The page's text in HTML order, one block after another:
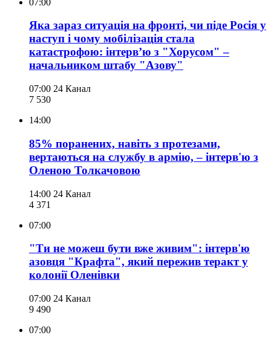
Яка зараз ситуація на фронті, чи піде Росія у
наступ і чому мобілізація стала
катастрофою: інтервʼю з "Хорусом" –
начальником штабу "Азову"
07:00 24 Канал
7 530
14:00
85% поранених, навіть з протезами,
вертаються на службу в армію, – інтерв'ю з
Оленою Толкачовою
14:00 24 Канал
4 371
07:00
"Ти не можеш бути вже живим": інтерв'ю
азовця "Крафта", який пережив теракт у
колонії Оленівки
07:00 24 Канал
9 490
07:00